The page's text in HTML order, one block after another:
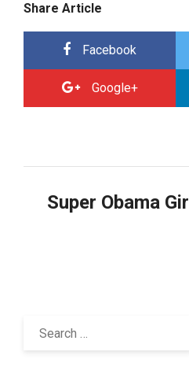
Share Article
Facebook
Google+
Super Obama Girl